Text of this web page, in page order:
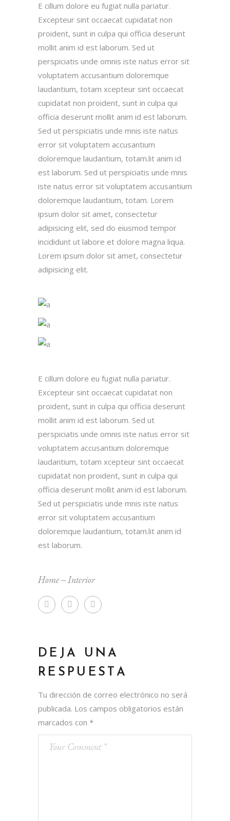
E cillum dolore eu fugiat nulla pariatur.
Excepteur sint occaecat cupidatat non
proident, sunt in culpa qui officia deserunt
mollit anim id est laborum. Sed ut
perspiciatis unde omnis iste natus error sit
voluptatem accusantium doloremque
laudantium, totam xcepteur sint occaecat
cupidatat non proident, sunt in culpa qui
officia deserunt mollit anim id est laborum.
Sed ut perspiciatis unde mnis iste natus
error sit voluptatem accusantium
doloremque laudantium, totam.lit anim id
est laborum. Sed ut perspiciatis unde mnis
iste natus error sit voluptatem accusantium
doloremque laudantium, totam. Lorem
ipsum dolor sit amet, consectetur
adipisicing elit, sed do eiusmod tempor
incididunt ut labore et dolore magna liqua.
Lorem ipsum dolor sit amet, consectetur
adipisicing elit.
E cillum dolore eu fugiat nulla pariatur.
Excepteur sint occaecat cupidatat non
proident, sunt in culpa qui officia deserunt
mollit anim id est laborum. Sed ut
perspiciatis unde omnis iste natus error sit
voluptatem accusantium doloremque
laudantium, totam xcepteur sint occaecat
cupidatat non proident, sunt in culpa qui
officia deserunt mollit anim id est laborum.
Sed ut perspiciatis unde mnis iste natus
error sit voluptatem accusantium
doloremque laudantium, totam.lit anim id
est laborum.
Home‒Interior
DEJA UNA
RESPUESTA
Tu dirección de correo electrónico no será
publicada. Los campos obligatorios están
marcados con *